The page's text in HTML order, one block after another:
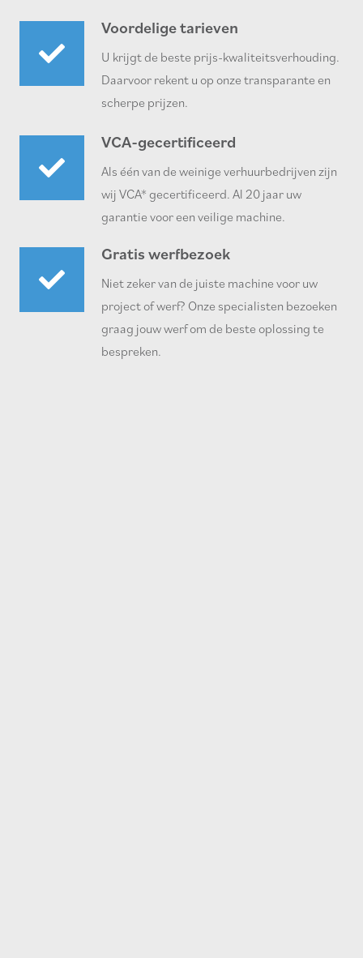
Voordelige tarieven
U krijgt de beste prijs-kwaliteitsverhouding.
Daarvoor rekent u op onze transparante en
scherpe prijzen.
VCA-gecertificeerd
Als één van de weinige verhuurbedrijven zijn
wij VCA* gecertificeerd. Al 20 jaar uw
garantie voor een veilige machine.
Gratis werfbezoek
Niet zeker van de juiste machine voor uw
project of werf? Onze specialisten bezoeken
graag jouw werf om de beste oplossing te
bespreken.